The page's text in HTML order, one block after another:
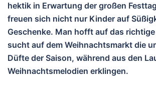
hektik in Erwartung der großen
freuen sich nicht nur Kinder auf
Geschenke. Man hofft auf das
sucht auf dem Weihnachtsmarkt die
Düfte der Saison, während aus den
Weihnachtsmelodien erklingen.